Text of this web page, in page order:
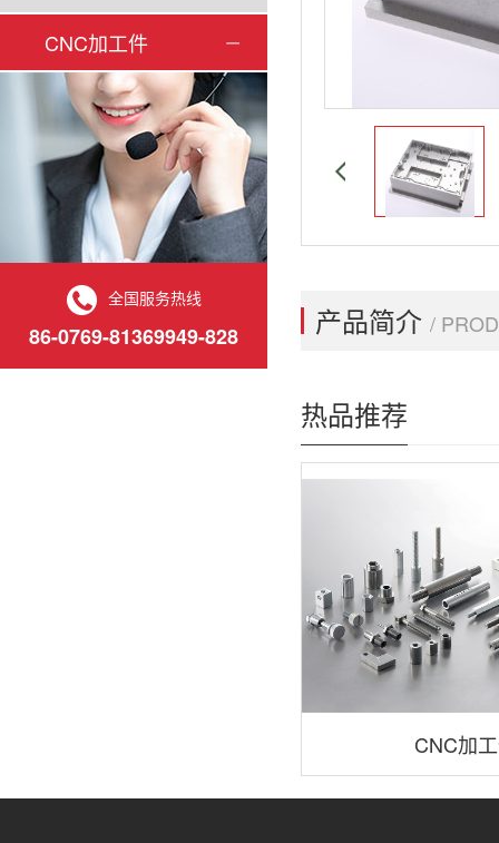
CNC加工件
全国服务热线
86-0769-81369949-828 产品简介 /
热品推荐
CNC加